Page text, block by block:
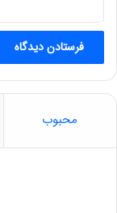
ز
محبوب